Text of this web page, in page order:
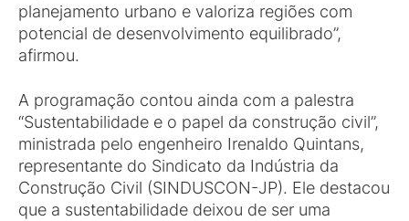
planejamento urbano e valoriza regiões com
potencial de desenvolvimento equilibrado”,
afirmou.
A programação contou ainda com a palestra
“Sustentabilidade e o papel da construção civil”,
ministrada pelo engenheiro Irenaldo Quintans,
representante do Sindicato da Indústria da
Construção Civil (SINDUSCON-JP). Ele destacou
que a sustentabilidade deixou de ser uma